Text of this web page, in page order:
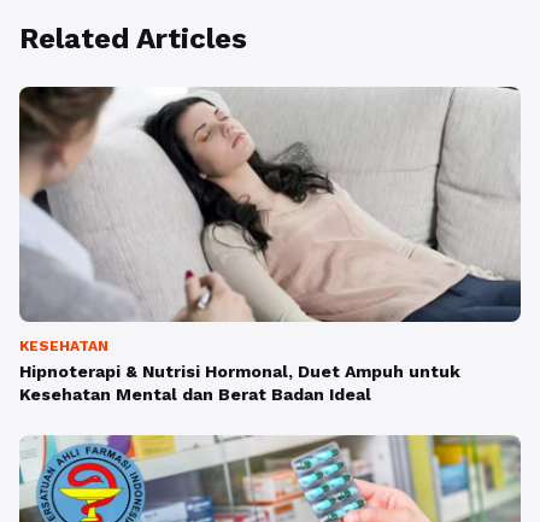
Related Articles
KESEHATAN
Hipnoterapi & Nutrisi Hormonal, Duet Ampuh untuk
Kesehatan Mental dan Berat Badan Ideal